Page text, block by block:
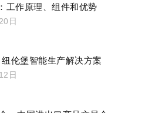
工作原理、组件和优势
日
伦堡智能生产解决方案
日